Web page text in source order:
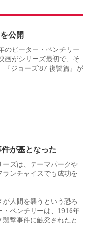
公開
のピーター・ベンチリー
画がシリーズ最初で、そ
『ジョーズ'87 復讐篇』が
が基となった
ーズは、テーマパークや
ンチャイズでも成功を
人間を襲うという恐ろ
・ベンチリーは、1916年
撃事件に触発されたと